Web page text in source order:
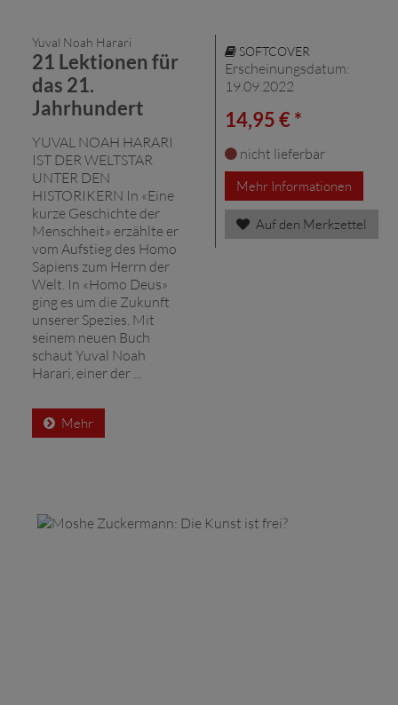
Yuval Noah Harari
21 Lektionen für
das 21.
Jahrhundert
YUVAL NOAH HARARI
IST DER WELTSTAR
UNTER DEN
HISTORIKERN In «Eine
kurze Geschichte der
Menschheit» erzählte er
vom Aufstieg des Homo
Sapiens zum Herrn der
Welt. In «Homo Deus»
ging es um die Zukunft
unserer Spezies. Mit
seinem neuen Buch
schaut Yuval Noah
Harari, einer der ...
Mehr
SOFTCOVER
Erscheinungsdatum:
19.09.2022
14,95 € *
nicht lieferbar
Mehr Informationen
Auf den Merkzettel